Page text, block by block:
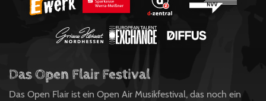
Das Open Flair Festival
Das Open Flair ist ein Open Air Musikfestival, das noch ein